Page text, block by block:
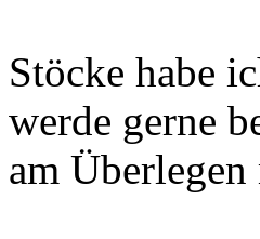
Stöcke habe
werde gerne
am